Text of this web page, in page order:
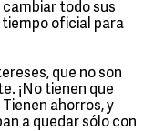
todo sus
tiempo oficial para
que no son
¡No tienen que
ahorros, y
a quedar sólo con